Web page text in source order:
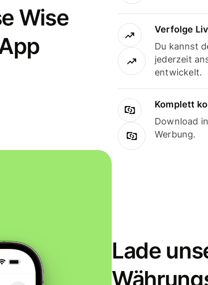
Wise
Verfolge
Du kannst
jederzeit
entwickelt.
Komplett
Download
Werbung.
Lade